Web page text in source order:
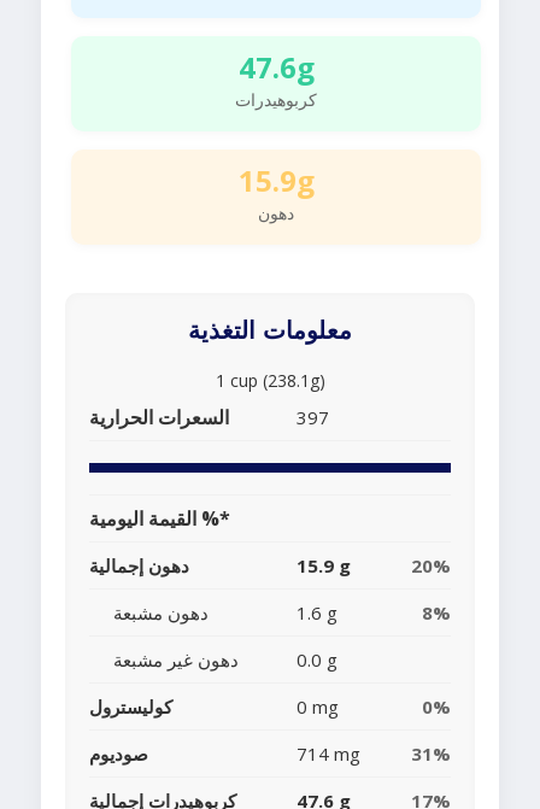
47.6g
كربوهيدرات
15.9g
دهون
معلومات التغذية
1 cup (238.1g)
السعرات الحرارية 397
القيمة اليومية %*
دهون إجمالية 15.9 g
20%
دهون مشبعة
1.6 g
8%
دهون غير مشبعة
0.0 g
كوليسترول
0 mg
0%
صوديوم
714 mg
31%
كربوهيدرات إجمالية
47.6 g 17%